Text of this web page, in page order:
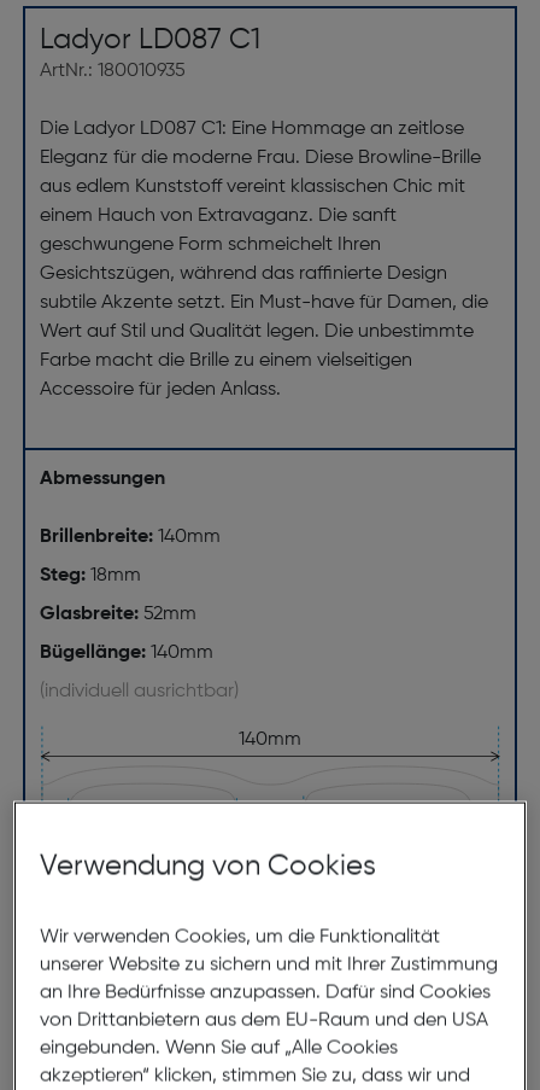
Ladyor LD087 C1
ArtNr.: 180010935
Die Ladyor LD087 C1: Eine Hommage an zeitlose
Eleganz für die moderne Frau. Diese Browline-Brille
aus edlem Kunststoff vereint klassischen Chic mit
einem Hauch von Extravaganz. Die sanft
geschwungene Form schmeichelt Ihren
Gesichtszügen, während das raffinierte Design
subtile Akzente setzt. Ein Must-have für Damen, die
Wert auf Stil und Qualität legen. Die unbestimmte
Farbe macht die Brille zu einem vielseitigen
Accessoire für jeden Anlass.
Abmessungen
Brillenbreite: 140mm
Steg: 18mm
Glasbreite: 52mm
Bügellänge: 140mm
(individuell ausrichtbar)
140mm
18mm
52mm
140mm
Verwendung von Cookies
Wir verwenden Cookies, um die Funktionalität
unserer Website zu sichern und mit Ihrer Zustimmung
an Ihre Bedürfnisse anzupassen. Dafür sind Cookies
von Drittanbietern aus dem EU-Raum und den USA
eingebunden. Wenn Sie auf „Alle Cookies
akzeptieren“ klicken, stimmen Sie zu, dass wir und